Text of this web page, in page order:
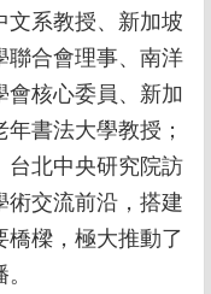
文系教授、新加坡
聯合會理事、南洋
會核心委員、新加
書法大學教授；
台北中央研究院訪
術交流前沿，搭建
橋樑，極大推動了